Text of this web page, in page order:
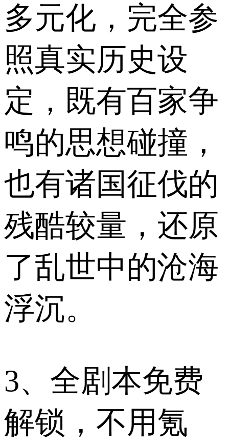
多元化，完全参
照真实历史设
定，既有百家争
鸣的思想碰撞，
也有诸国征伐的
残酷较量，还原
了乱世中的沧海
浮沉。
3、全剧本免费
解锁，不用氪